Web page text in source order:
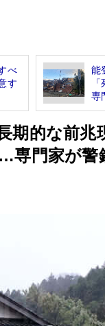
べ
す
能
専
期的な前
専門家が警